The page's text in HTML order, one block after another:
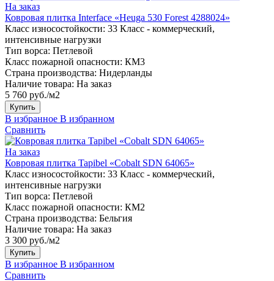
На заказ
Ковровая плитка Interface «Heuga 530 Forest 4288024»
Класс износостойкости: 33 Класс - коммерческий,
интенсивные нагрузки
Тип ворса: Петлевой
Класс пожарной опасности: КМ3
Страна производства: Нидерланды
Наличие товара: На заказ
5 760 руб./м2
Купить
В избранное В избранном
Сравнить
На заказ
Ковровая плитка Tapibel «Cobalt SDN 64065»
Класс износостойкости: 33 Класс - коммерческий,
интенсивные нагрузки
Тип ворса: Петлевой
Класс пожарной опасности: КМ2
Страна производства: Бельгия
Наличие товара: На заказ
3 300 руб./м2
Купить
В избранное В избранном
Сравнить